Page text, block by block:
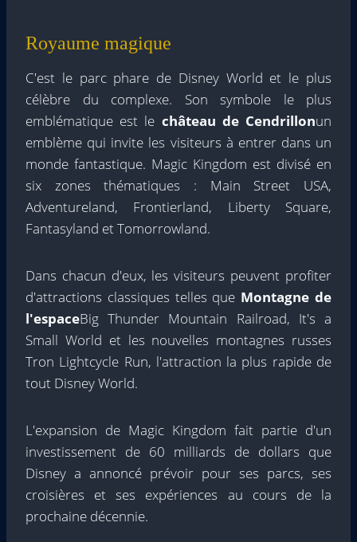
Royaume magique
C'est le parc phare de Disney World et le plus
célèbre du complexe. Son symbole le plus
emblématique est le château de Cendrillonun
emblème qui invite les visiteurs à entrer dans un
monde fantastique. Magic Kingdom est divisé en
six zones thématiques : Main Street USA,
Adventureland, Frontierland, Liberty Square,
Fantasyland et Tomorrowland.
Dans chacun d'eux, les visiteurs peuvent profiter
d'attractions classiques telles que Montagne de
l'espaceBig Thunder Mountain Railroad, It's a
Small World et les nouvelles montagnes russes
Tron Lightcycle Run, l'attraction la plus rapide de
tout Disney World.
L'expansion de Magic Kingdom fait partie d'un
investissement de 60 milliards de dollars que
Disney a annoncé prévoir pour ses parcs, ses
croisières et ses expériences au cours de la
prochaine décennie.